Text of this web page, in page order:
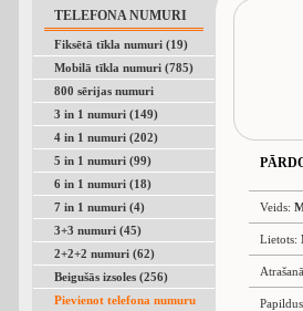
TELEFONA NUMURI
Fiksētā tīkla numuri (19)
Mobilā tīkla numuri (785)
800 sērijas numuri
3 in 1 numuri (149)
4 in 1 numuri (202)
5 in 1 numuri (99)
6 in 1 numuri (18)
7 in 1 numuri (4)
3+3 numuri (45)
2+2+2 numuri (62)
Beigušās izsoles (256)
Pievienot telefona numuru
Veids:
Lietots: